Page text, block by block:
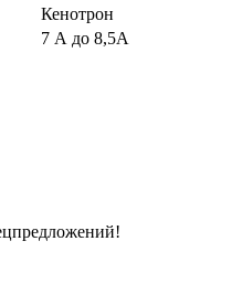
Кенотрон
7 А до 8,5А